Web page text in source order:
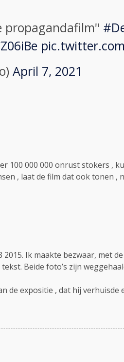
propagandafilm"
April 7, 2021
100 000 000 onrust stokers ,
, laat de film dat ook tonen ,
Ik maakte bezwaar, met
Beide foto’s zijn
expositie , dat hij verhuisde